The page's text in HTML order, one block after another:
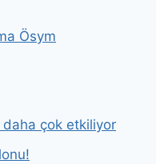
Ösym
daha çok etkiliyor